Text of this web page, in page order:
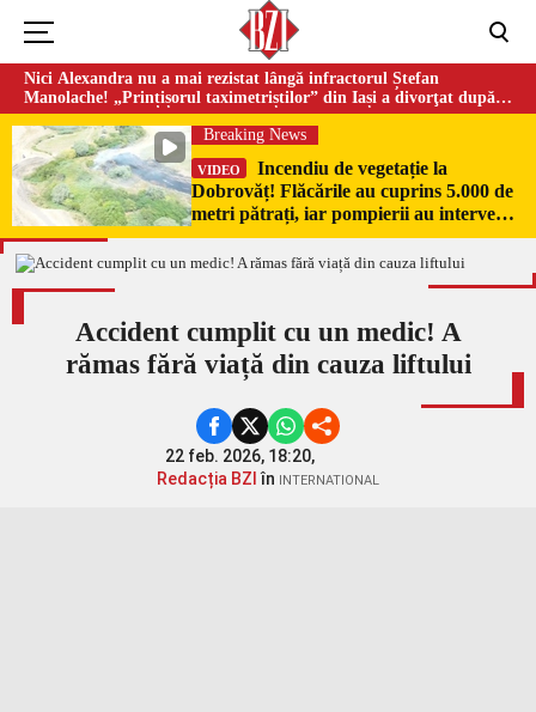
Nici Alexandra nu a mai rezistat lângă infractorul Ștefan
Manolache! „Prințișorul taximetriștilor” din Iași a divorţat după
doi ani de căsnicie
Breaking News
VIDEO
Incendiu de vegetație la
Dobrovăț! Flăcările au cuprins 5.000 de
metri pătrați, iar pompierii au intervenit
de urgență
Accident cumplit cu un medic! A
rămas fără viață din cauza liftului
22 feb. 2026, 18:20,
Redacția BZI în INTERNATIONAL